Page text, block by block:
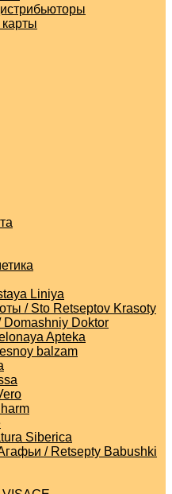
Liniya
/ Sto Retseptov Krasoty
Doktor
Apteka
balzam
Siberica
/ Retsepty Babushki